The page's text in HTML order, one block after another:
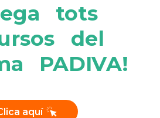
tots
del
PADIVA!
aquí